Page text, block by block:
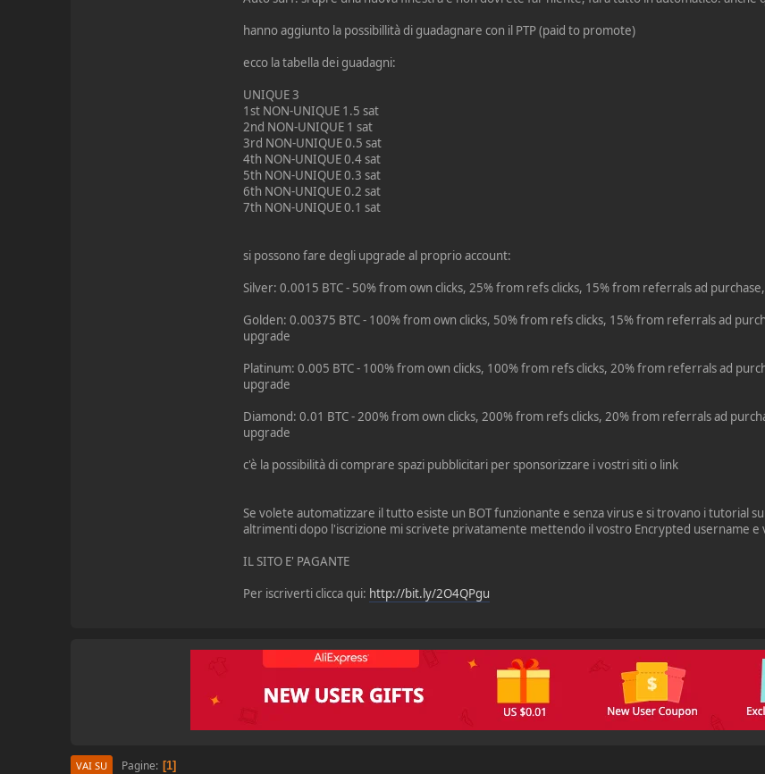
hanno aggiunto la possibillità di guadagnare con il PTP (paid to promote)
ecco la tabella dei guadagni:
UNIQUE 3
1st NON-UNIQUE 1.5 sat
2nd NON-UNIQUE 1 sat
3rd NON-UNIQUE 0.5 sat
4th NON-UNIQUE 0.4 sat
5th NON-UNIQUE 0.3 sat
6th NON-UNIQUE 0.2 sat
7th NON-UNIQUE 0.1 sat
si possono fare degli upgrade al proprio account:
Silver: 0.0015 BTC - 50% from own clicks, 25% from refs clicks, 15% from referrals ad
Golden: 0.00375 BTC - 100% from own clicks, 50% from refs clicks, 15% from referrals ad
upgrade
Platinum: 0.005 BTC - 100% from own clicks, 100% from refs clicks, 20% from referrals ad
upgrade
Diamond: 0.01 BTC - 200% from own clicks, 200% from refs clicks, 20% from referrals ad
upgrade
c'è la possibilità di comprare spazi pubblicitari per sponsorizzare i vostri siti o link
Se volete automatizzare il tutto esiste un BOT funzionante e senza virus e si trovano i tutorial
altrimenti dopo l'iscrizione mi scrivete privatamente mettendo il vostro Encrypted username e
IL SITO E' PAGANTE
Per iscriverti clicca qui: http://bit.ly/2O4QPgu
VAI SU Pagine 1